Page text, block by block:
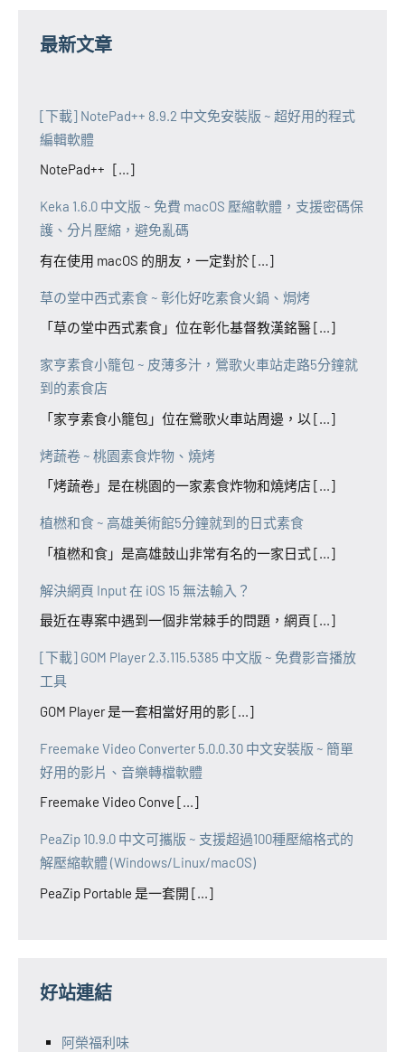
最新文章
[下載] NotePad++ 8.9.2 中文免安裝版 ~ 超好用的程式
編輯軟體
NotePad++ [...]
Keka 1.6.0 中文版 ~ 免費 macOS 壓縮軟體，支援密碼保
護、分片壓縮，避免亂碼
有在使用 macOS 的朋友，一定對於 [...]
草の堂中西式素食 ~ 彰化好吃素食火鍋、焗烤
「草の堂中西式素食」位在彰化基督教漢銘醫 [...]
家亨素食小籠包 ~ 皮薄多汁，鶯歌火車站走路5分鐘就
到的素食店
「家亨素食小籠包」位在鶯歌火車站周邊，以 [...]
烤蔬卷 ~ 桃園素食炸物、燒烤
「烤蔬卷」是在桃園的一家素食炸物和燒烤店 [...]
植橪和食 ~ 高雄美術館5分鐘就到的日式素食
「植橪和食」是高雄鼓山非常有名的一家日式 [...]
解決網頁 Input 在 iOS 15 無法輸入？
最近在專案中遇到一個非常棘手的問題，網頁 [...]
[下載] GOM Player 2.3.115.5385 中文版 ~ 免費影音播放
工具
GOM Player 是一套相當好用的影 [...]
Freemake Video Converter 5.0.0.30 中文安裝版 ~ 簡單
好用的影片、音樂轉檔軟體
Freemake Video Conve [...]
PeaZip 10.9.0 中文可攜版 ~ 支援超過100種壓縮格式的
解壓縮軟體 (Windows/Linux/macOS)
PeaZip Portable 是一套開 [...]
好站連結
阿榮福利味